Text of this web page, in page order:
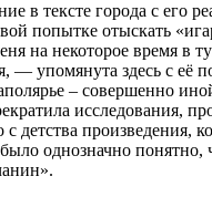
в тексте города с его
попытке отыскать
на некоторое время в
— упомянута здесь с её
– совершенно
исследования,
детства произведения,
однозначно понятно,